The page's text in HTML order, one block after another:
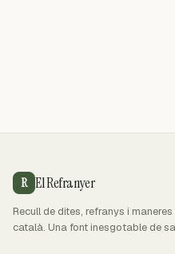
R El Refranyer
Recull de dites, refranys i
català. Una font inesgotable de